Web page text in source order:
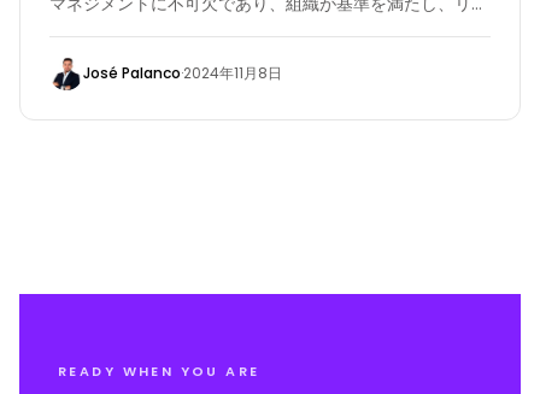
ます。
José Palanco·2024年11月8日
READY WHEN YOU ARE